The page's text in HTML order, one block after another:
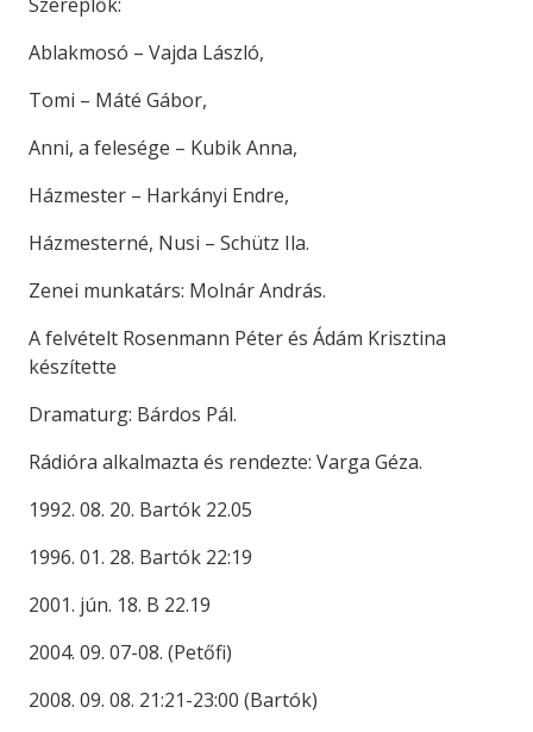
Ablakmosó – Vajda László,
Tomi – Máté Gábor,
Anni, a felesége – Kubik Anna,
Házmester – Harkányi Endre,
Házmesterné, Nusi – Schütz Ila.
Zenei munkatárs: Molnár András.
A felvételt Rosenmann Péter és Ádám Krisztina
készítette
Dramaturg: Bárdos Pál.
Rádióra alkalmazta és rendezte: Varga Géza.
1992. 08. 20. Bartók 22.05
1996. 01. 28. Bartók 22:19
2001. jún. 18. B 22.19
2004. 09. 07-08. (Petőfi)
2008. 09. 08. 21:21-23:00 (Bartók)